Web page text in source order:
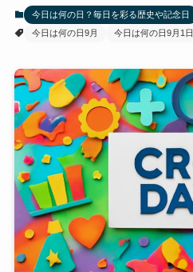
今日は何の日？毎日を彩る歴史や記念日
今日は何の日9月
今日は何の日9月1日